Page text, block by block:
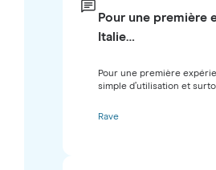
Pour une première
Italie…
Pour une première
simple d’utilisation et
Rave